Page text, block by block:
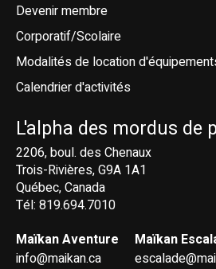
Devenir membre
Corporatif/Scolaire
Modalités de location
Calendrier d'activités
L'alpha des mordus de
2206, boul. des Chenaux
Trois-Rivières, G9A 1A1
Québec, Canada
Tél: 819.694.7010
Maïkan Aventure
info@maikan.ca
Maïkan